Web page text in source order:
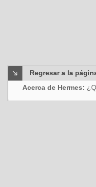
Regresar a la
Acerca de Hermes: